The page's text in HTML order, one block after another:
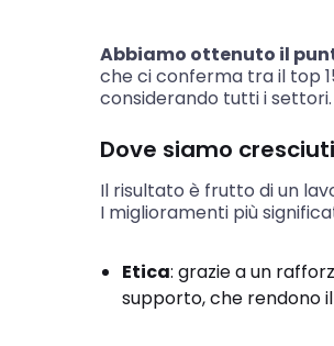
Abbiamo ottenuto il
che ci conferma tra il top
considerando tutti i settori.
Dove siamo
Il risultato è frutto di un
I miglioramenti più
Etica: grazie a un
supporto, che rendono